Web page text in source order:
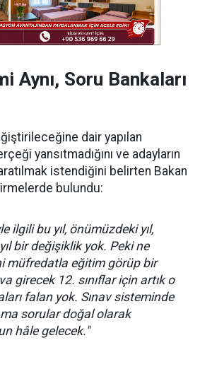
Aynı, Soru Bankaları
dair yapılan
yansıtmadığını ve adayların
istendiğini belirten Bakan
bulundu:
ilgili bu yıl, önümüzdeki yıl,
bir değişiklik yok. Peki ne
müfredatla eğitim görüp bir
girecek 12. sınıflar için artık o
falan yok. Sınav sisteminde
sorular doğal olarak
hâle gelecek."